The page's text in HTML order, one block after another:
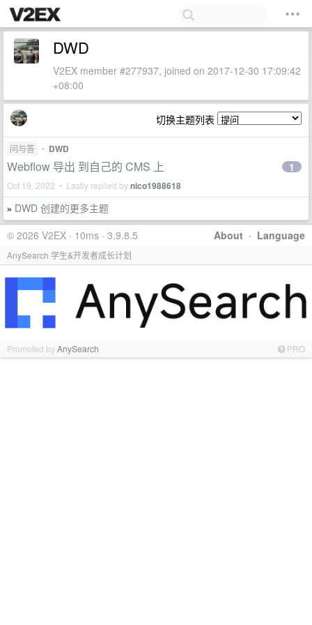
DWD
V2EX member #277937, joined on 2017-12-30 17:09:42
+08:00
切换主题列表
问与答 • DWD
Webflow 导出 到自己的 CMS 上
Oct 19, 2022 • Lastly replied bynico1988618
1
» DWD 创建的更多主题
About · Language
© 2026 V2EX · 10ms · 3.9.8.5
AnySearch 学生&开发者成长计划
Promoted byAnySearch PRO